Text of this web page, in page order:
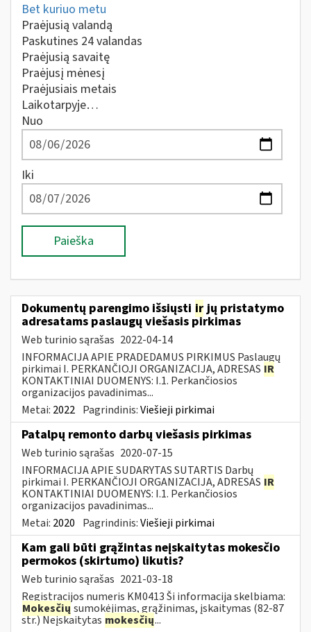
Bet kuriuo metu
Praėjusią valandą
Paskutines 24 valandas
Praėjusią savaitę
Praėjusį mėnesį
Praėjusiais metais
Laikotarpyje…
Nuo
Iki
Paieška
Dokumentų parengimo išsiųsti irjų pristatymo
adresatams paslaugų viešasis pirkimas
Web turinio sąrašas 2022-04-14
INFORMACIJA APIE PRADEDAMUS PIRKIMUS Paslaugų
pirkimai I. PERKANČIOJI ORGANIZACIJA, ADRESAS IR
KONTAKTINIAI DUOMENYS: I.1. Perkančiosios
organizacijos pavadinimas...
Metai: 2022 Pagrindinis:Viešieji pirkimai
Patalpų remonto darbų viešasis pirkimas
Web turinio sąrašas 2020-07-15
INFORMACIJA APIE SUDARYTAS SUTARTIS Darbų
pirkimai I. PERKANČIOJI ORGANIZACIJA, ADRESAS IR
KONTAKTINIAI DUOMENYS: I.1. Perkančiosios
organizacijos pavadinimas...
Metai: 2020 Pagrindinis:Viešieji pirkimai
Kam gali būti grąžintas neįskaitytas mokesčio
permokos (skirtumo) likutis?
Web turinio sąrašas 2021-03-18
Registracijos numeris KM0413 Ši informacija skelbiama:
Mokesčių sumokėjimas, grąžinimas, įskaitymas (82-87
str.) Neįskaitytas mokesčių...